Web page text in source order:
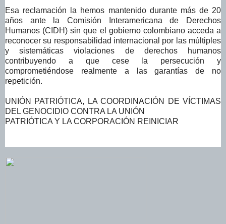
Esa reclamación la hemos mantenido durante más de 20
años ante la Comisión Interamericana de Derechos
Humanos (CIDH) sin que el gobierno colombiano acceda a
reconocer su responsabilidad internacional por las múltiples
y sistemáticas violaciones de derechos humanos
contribuyendo a que cese la persecución y
comprometiéndose realmente a las garantías de no
repetición.
UNIÓN PATRIÓTICA, LA COORDINACIÓN DE VÍCTIMAS
DEL GENOCIDIO CONTRA LA UNIÓN
PATRIÓTICA Y LA CORPORACIÓN REINICIAR